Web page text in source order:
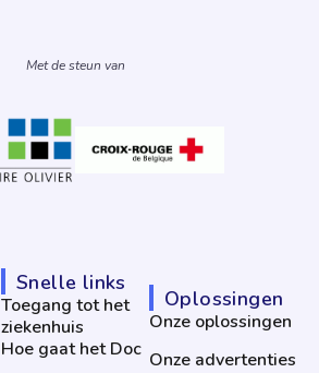
Met de steun van
Snelle links
Toegang tot het
ziekenhuis
Hoe gaat het Doc
Oplossingen
Onze oplossingen
Onze advertenties